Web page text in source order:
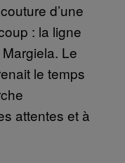
d’une
: la ligne
Le
le temps
attentes et à